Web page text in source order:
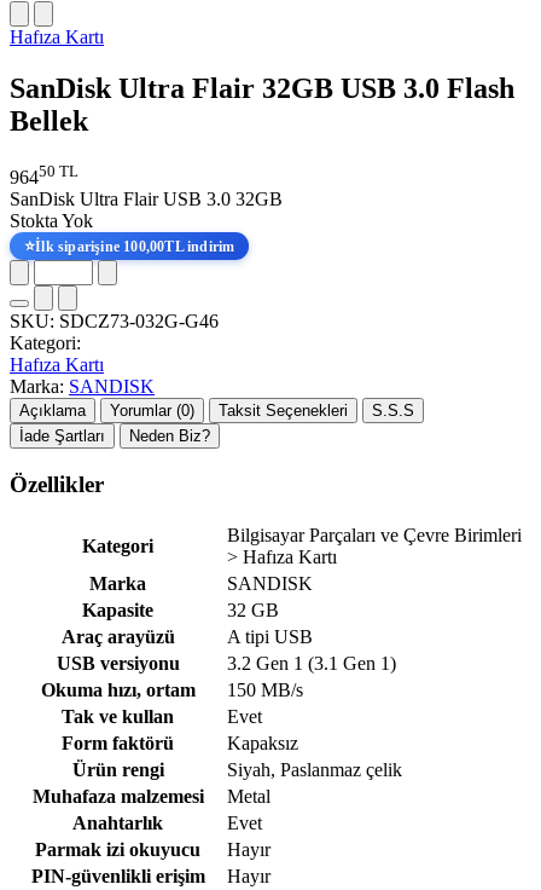
Hafıza Kartı
SanDisk Ultra Flair 32GB USB 3.0 Flash
Bellek
96450 TL
SanDisk Ultra Flair USB 3.0 32GB
Stokta Yok
⭐İlk siparişine 100,00TL indirim
SKU: SDCZ73-032G-G46
Kategori:
Hafıza Kartı
Marka: SANDISK
Açıklama Yorumlar (0) Taksit Seçenekleri
S.S.S
İade Şartları
Neden Biz?
Özellikler
Kategori
Bilgisayar Parçaları ve Çevre Birimleri
> Hafıza Kartı
Marka
SANDISK
Kapasite
32 GB
Araç arayüzü
A tipi USB
USB versiyonu
3.2 Gen 1 (3.1 Gen 1)
Okuma hızı, ortam
150 MB/s
Tak ve kullan
Evet
Form faktörü
Kapaksız
Ürün rengi
Siyah, Paslanmaz çelik
Muhafaza malzemesi
Metal
Anahtarlık
Evet
Parmak izi okuyucu
Hayır
PIN-güvenlikli erişim
Hayır